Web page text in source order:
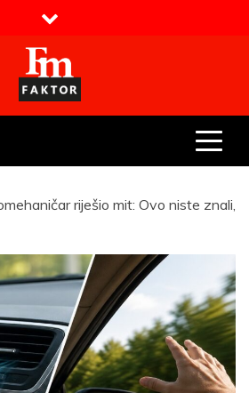
riješio mit: Ovo niste znali,